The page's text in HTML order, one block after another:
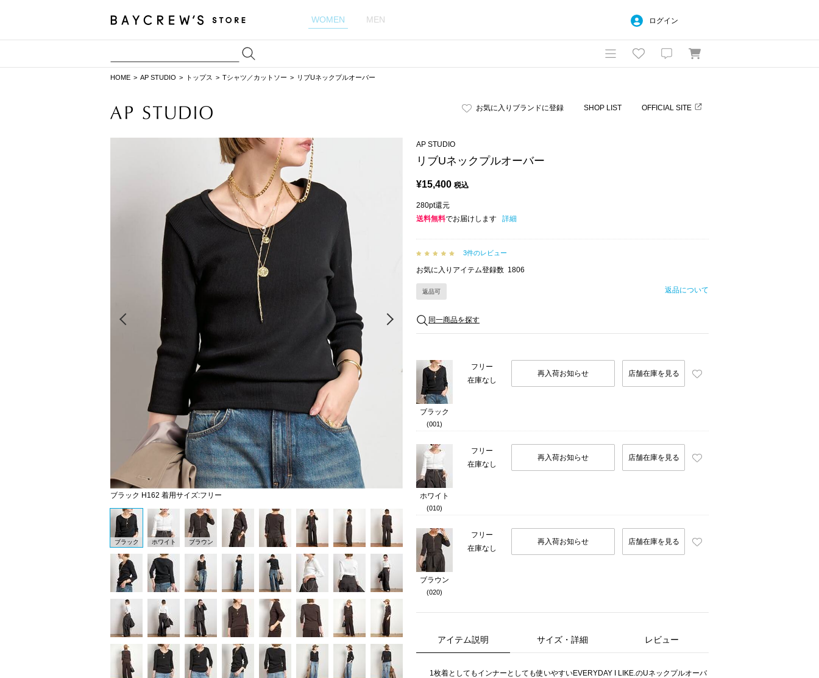
WOMEN MEN ログイン
HOME AP STUDIO トップス Tシャツ／カットソー リブUネックプルオーバー
お気に入りブランドに登録 SHOP LIST OFFICIAL SITE
ブラック H162 着用サイズ:フリー
ブラック ホワイト ブラウン
AP STUDIO
リブUネックプルオーバー
¥15,400 税込
280pt還元
送料無料でお届けします 詳細
3件のレビュー
お気に入りアイテム登録数 1806
返品可 返品について
同一商品を探す
ブラック
(001)
フリー
在庫なし
再入荷お知らせ 店舗在庫を見る
ホワイト
(010)
フリー
在庫なし
再入荷お知らせ 店舗在庫を見る
ブラウン
(020)
フリー
在庫なし
再入荷お知らせ 店舗在庫を見る
アイテム説明 サイズ・詳細 レビュー
1枚着としてもインナーとしても使いやすいEVERYDAY I LIKE.のUネックプルオーバ